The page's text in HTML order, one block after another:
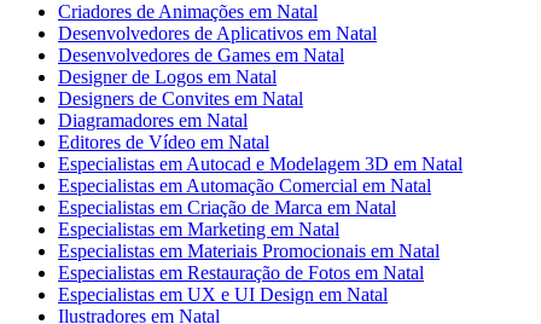
Criadores de Animações em Natal
Desenvolvedores de Aplicativos em Natal
Desenvolvedores de Games em Natal
Designer de Logos em Natal
Designers de Convites em Natal
Diagramadores em Natal
Editores de Vídeo em Natal
Especialistas em Autocad e Modelagem 3D em Natal
Especialistas em Automação Comercial em Natal
Especialistas em Criação de Marca em Natal
Especialistas em Marketing em Natal
Especialistas em Materiais Promocionais em Natal
Especialistas em Restauração de Fotos em Natal
Especialistas em UX e UI Design em Natal
Ilustradores em Natal